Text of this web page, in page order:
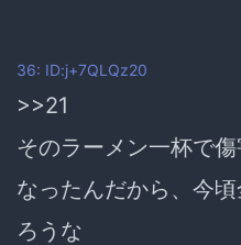
36: ID:j+7QLQz20
>>21
そのラーメン一杯で
なったんだから、今
ろうな